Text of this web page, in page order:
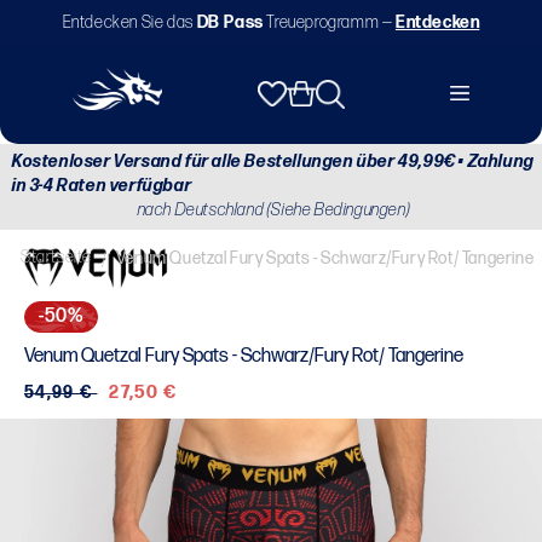
zumEntdecken Sie das DB PassTreueprogramm — Entdecken
Warenkorb
Kostenloser Versand für alle Bestellungen über 49,99€ • Zahlung
in 3-4 Raten verfügbar
nach Deutschland (Siehe Bedingungen)
Startseite / Venum Quetzal Fury Spats - Schwarz/Fury Rot/ Tangerine
-50%
Venum Quetzal Fury Spats - Schwarz/Fury Rot/ Tangerine
Normaler
Preis
54,99 € Verkaufspreis
27,50 €